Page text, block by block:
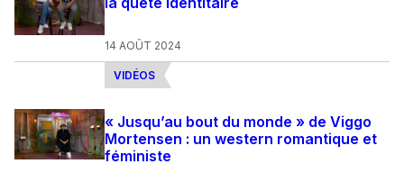
14 AOÛT 2024
VIDÉOS
« Jusqu’au bout du monde » de Viggo
Mortensen : un western romantique et
féministe